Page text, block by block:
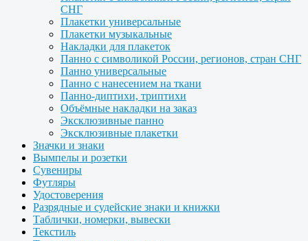
СНГ
Плакетки универсальные
Плакетки музыкальные
Накладки для плакеток
Панно с символикой России, регионов, стран СНГ
Панно универсальные
Панно с нанесением на ткани
Панно-диптихи, триптихи
Объёмные накладки на заказ
Эксклюзивные панно
Эксклюзивные плакетки
Значки и знаки
Вымпелы и розетки
Сувениры
Футляры
Удостоверения
Разрядные и судейские знаки и книжки
Таблички, номерки, вывески
Текстиль